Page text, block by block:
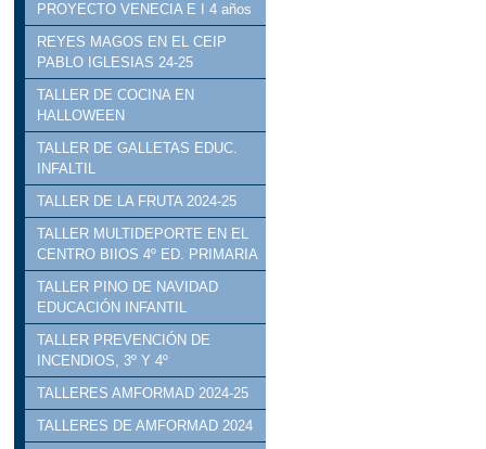
PROYECTO VENECIA E I 4 años
REYES MAGOS EN EL CEIP
PABLO IGLESIAS 24-25
TALLER DE COCINA EN
HALLOWEEN
TALLER DE GALLETAS EDUC.
INFALTIL
TALLER DE LA FRUTA 2024-25
TALLER MULTIDEPORTE EN EL
CENTRO BIIOS 4º ED. PRIMARIA
TALLER PINO DE NAVIDAD
EDUCACIÓN INFANTIL
TALLER PREVENCIÓN DE
INCENDIOS, 3º Y 4º
TALLERES AMFORMAD 2024-25
TALLERES DE AMFORMAD 2024